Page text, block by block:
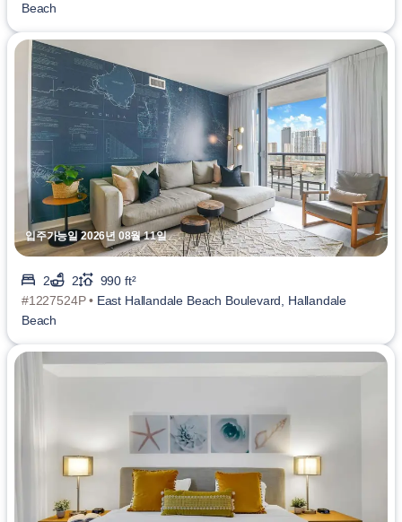
Beach
입주가능일 2026년 08월 11일
2 2
990 ft²
#1227524P • East Hallandale Beach Boulevard, Hallandale
Beach